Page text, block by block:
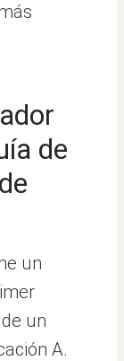
de
un
un
A.